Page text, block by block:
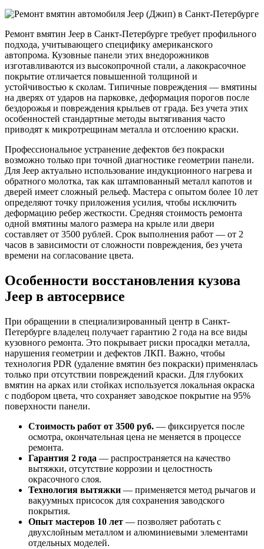
Ремонт вмятин Jeep в Санкт-Петербурге требует профильного
подхода, учитывающего специфику американского
автопрома. Кузовные панели этих внедорожников
изготавливаются из высокопрочной стали, а лакокрасочное
покрытие отличается повышенной толщиной и
устойчивостью к сколам. Типичные повреждения — вмятины
на дверях от ударов на парковке, деформация порогов после
бездорожья и повреждения крыльев от града. Без учета этих
особенностей стандартные методы вытягивания часто
приводят к микротрещинам металла и отслоению краски.
Профессиональное устранение дефектов без покраски
возможно только при точной диагностике геометрии панели.
Для Jeep актуально использование индукционного нагрева и
обратного молотка, так как штампованный металл капотов и
дверей имеет сложный рельеф. Мастера с опытом более 10 лет
определяют точку приложения усилия, чтобы исключить
деформацию ребер жесткости. Средняя стоимость ремонта
одной вмятины малого размера на крыле или двери
составляет от 3500 рублей. Срок выполнения работ — от 2
часов в зависимости от сложности повреждения, без учета
времени на согласование цвета.
Особенности восстановления кузова
Jeep в автосервисе
При обращении в специализированный центр в Санкт-
Петербурге владелец получает гарантию 2 года на все виды
кузовного ремонта. Это покрывает риски просадки металла,
нарушения геометрии и дефектов ЛКП. Важно, чтобы
технология PDR (удаление вмятин без покраски) применялась
только при отсутствии повреждений краски. Для глубоких
вмятин на арках или стойках используется локальная окраска
с подбором цвета, что сохраняет заводское покрытие на 95%
поверхности панели.
Стоимость работ от 3500 руб. — фиксируется после
осмотра, окончательная цена не меняется в процессе
ремонта.
Гарантия 2 года — распространяется на качество
вытяжки, отсутствие коррозии и целостность
окрасочного слоя.
Технология вытяжки — применяется метод рычагов и
вакуумных присосок для сохранения заводского
покрытия.
Опыт мастеров 10 лет — позволяет работать с
двухслойным металлом и алюминиевыми элементами
отдельных моделей.